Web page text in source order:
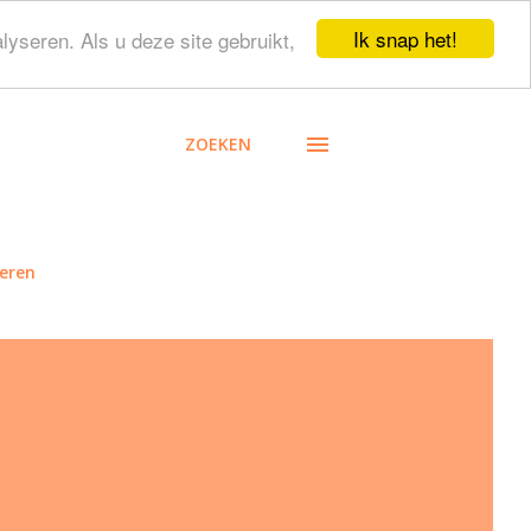
Ik snap het!
Als u deze site gebruikt,
ZOEKEN